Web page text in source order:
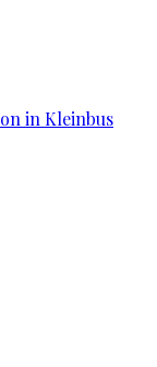
in Kleinbus